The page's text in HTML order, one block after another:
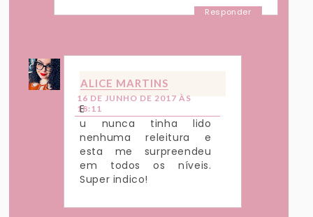
Responder
ALICE MARTINS
16 DE JUNHO DE 2017 ÀS
18:11
E
u nunca tinha lido
nenhuma releitura e
esta me surpreendeu
em todos os níveis.
Super indico!